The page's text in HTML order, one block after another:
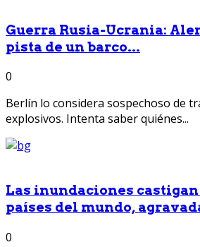
Guerra Rusia-Ucrania:
pista de un barco...
0
Berlín lo considera sospechoso de
explosivos. Intenta saber quiénes...
Las inundaciones
países del mundo,
0